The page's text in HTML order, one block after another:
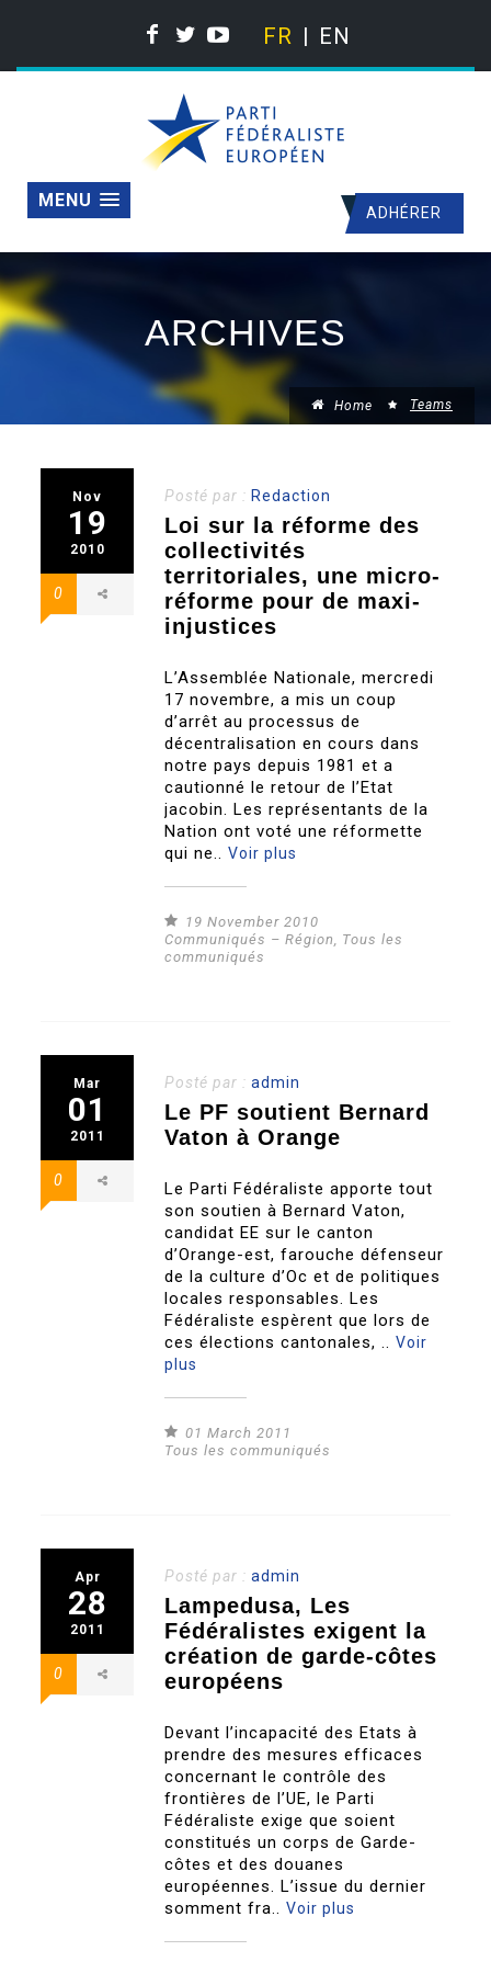
FR EN
ADHÉRER
MENU
ARCHIVES
Home Teams
Nov
19
2010
0
Posté par : Redaction
Loi sur la réforme des
collectivités
territoriales, une micro-
réforme pour de maxi-
injustices
L’Assemblée Nationale, mercredi
17 novembre, a mis un coup
d’arrêt au processus de
décentralisation en cours dans
notre pays depuis 1981 et a
cautionné le retour de l’Etat
jacobin. Les représentants de la
Nation ont voté une réformette
qui ne..Voir plus
19 November 2010
Communiqués – Région, Tous les
communiqués
Mar
01
2011
0
Posté par :admin
Le PF soutient Bernard
Vaton à Orange
Le Parti Fédéraliste apporte tout
son soutien à Bernard Vaton,
candidat EE sur le canton
d’Orange-est, farouche défenseur
de la culture d’Oc et de politiques
locales responsables. Les
Fédéraliste espèrent que lors de
ces élections cantonales, ..Voir
plus
01 March 2011
Tous les communiqués
Apr
28
2011
0
Posté par :admin
Lampedusa, Les
Fédéralistes exigent la
création de garde-côtes
européens
Devant l’incapacité des Etats à
prendre des mesures efficaces
concernant le contrôle des
frontières de l’UE, le Parti
Fédéraliste exige que soient
constitués un corps de Garde-
côtes et des douanes
européennes. L’issue du dernier
somment fra..Voir plus